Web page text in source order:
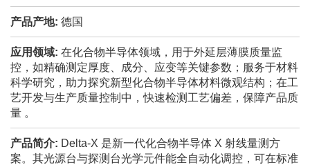
产品产地: 德国
应用领域: 在化合物半导体领域，用于外延层薄膜质量监
控，如精确测定厚度、成分、应变等关键参数；服务于材料
科学研究，助力探究新型化合物半导体材料微观结构；在工
艺开发与生产质量控制中，快速检测工艺偏差，保障产品质
量 。
产品简介: Delta-X 是新一代化合物半导体 X 射线量测方
案。其光源台与探测台光学元件能全自动化调控，可在标准